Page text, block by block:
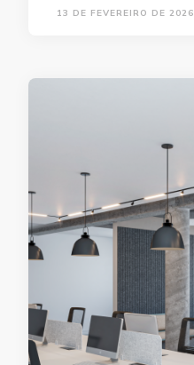
13 DE FEVEREIRO DE 2026